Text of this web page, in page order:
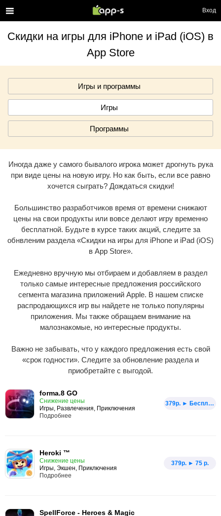
Вход
Скидки на игры для iPhone и iPad (iOS) в
App Store
Игры и программы
Игры
Программы
Иногда даже у самого бывалого игрока может дрогнуть рука
при виде цены на новую игру. Но как быть, если все равно
хочется сыграть? Дождаться скидки!
Большинство разработчиков время от времени снижают
цены на свои продукты или вовсе делают игру временно
бесплатной. Будьте в курсе таких акций, следите за
обнвленим раздела «Скидки на игры для iPhone и iPad (iOS)
в App Store».
Ежедневно вручную мы отбираем и добавляем в раздел
только самые интересные предложения российского
сегмента магазина приложений Apple. В нашем списке
распродающихся игр вы найдете не только популярны
приложения. Мы также обращаем внимание на
малознакомые, но интересные продукты.
Важно не забывать, что у каждого предложения есть свой
«срок годности». Следите за обновление раздела и
приобретайте с выгодой.
forma.8 GO
Снижение цены
Игры, Развлечения, Приключения
379p. ► Бесплатно
Подробнее
Heroki ™
Снижение цены
Игры, Экшен, Приключения
379p. ► 75 р.
Подробнее
SpellForce - Heroes & Magic